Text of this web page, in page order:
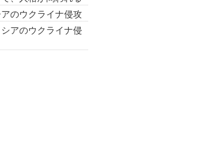
のウクライナ侵攻
アのウクライナ侵